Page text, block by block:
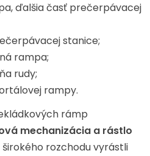
ďalšia časť prečerpávacej
stanice;
rampa;
rudy;
rampy.
rámp
mechanizácia a rástlo
rozchodu vyrástli